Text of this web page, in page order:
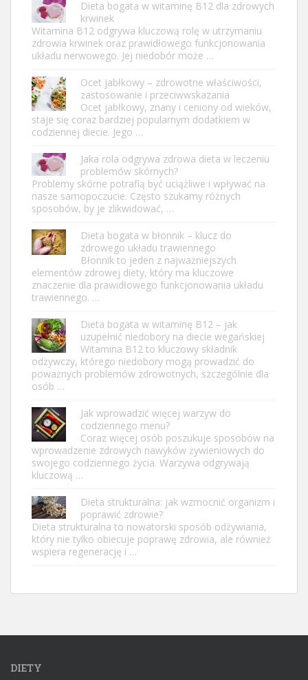
Dieta bogata w witaminę B12 dla zdrowych
krwinek
Witamina B12 odgrywa kluczową rolę w utrzymaniu
zdrowia krwinek oraz prawidłowego funkcjonowania
układu nerwowego. Jej niedobór może …
Ocet jabłkowy – zdrowotne właściwości,
zastosowanie i przeciwwskazania
Ocet jabłkowy, znany i ceniony od wieków,
staje się coraz bardziej popularnym dodatkiem w
codziennej diecie. Jego …
Jaka rola odgrywa zdrowa dieta w leczeniu
problemów skórnych?
Problemy skórne potrafią być uciążliwe i wpływać na
nasze samopoczucie. Często szukamy różnych
sposobów, by je zlikwidować, …
Dieta bogata w błonnik – klucz do
zdrowego układu trawiennego
Błonnik to jeden z najważniejszych
elementów zdrowej diety, który ma kluczowe
znaczenie dla prawidłowego funkcjonowania układu
trawiennego. …
Dieta bogata w witaminę B12 – jak
uzupełnić niedobory na diecie wegańskiej
Witamina B12 to kluczowy składnik
odżywczy, którego niedobory mogą prowadzić do
poważnych problemów zdrowotnych, szczególnie dla
osób …
Jak wprowadzić więcej warzyw do
codziennego menu?
Coraz więcej osób poszukuje sposobów na
wprowadzenie zdrowych nawyków żywieniowych do
swojego codziennego życia. Warzywa odgrywają
kluczową …
Dieta strukturalna: jak wzmocnić organizm i
poprawić zdrowie?
Dieta strukturalna to nowatorski sposób odżywiania,
który nie tylko obiecuje poprawę zdrowia, ale również
wspiera regenerację i …
DIETY